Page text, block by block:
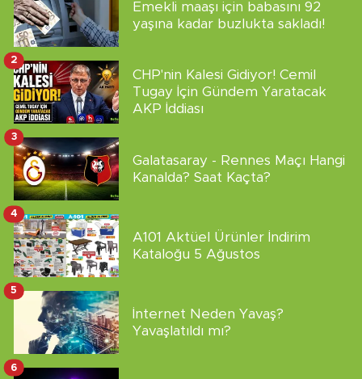
Emekli maaşı için babasını 92
yaşına kadar buzlukta sakladı!
CHP'nin Kalesi Gidiyor! Cemil
Tugay İçin Gündem Yaratacak
AKP İddiası
2
Galatasaray - Rennes Maçı Hangi
Kanalda? Saat Kaçta?
3
A101 Aktüel Ürünler İndirim
Kataloğu 5 Ağustos
4
İnternet Neden Yavaş?
Yavaşlatıldı mı?
5
6